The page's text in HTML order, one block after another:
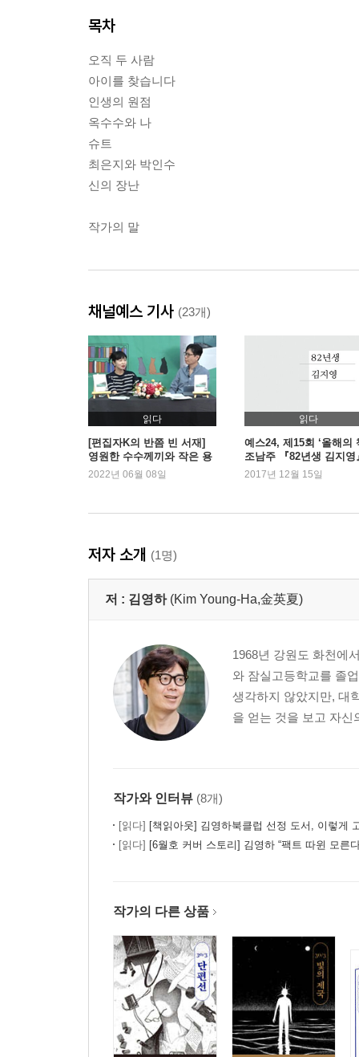
목차
오직 두 사람
아이를 찾습니다
인생의 원점
옥수수와 나
슈트
최은지와 박인수
신의 장난
작가의 말
채널예스 기사 (23개)
읽다
[편집자K의 반쯤 빈 서재]
영원한 수수께끼와 작은 용
기
2022년 06월 08일
읽다
예스24, 제15회 ‘올해의
조남주 『82년생 김지영
1위
2017년 12월 15일
저자 소개 (1명)
저 : 김영하 (Kim Young-Ha,金英夏)
1968년 강원도 화천에
와 잠실고등학교를 졸
생각하지 않았지만, 대
을 얻는 것을 보고 자신
작가와 인터뷰 (8개)
[읽다] [책읽아웃] 김영하북클럽 선정 도서, 이렇게 고
[읽다] [6월호 커버 스토리] 김영하 “팩트 따윈 모른다.
작가의 다른 상품